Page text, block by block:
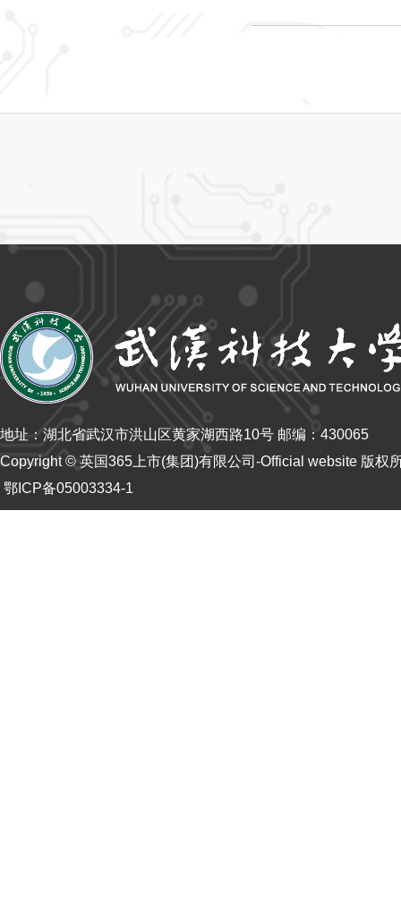
地址：湖北省武汉市洪山区黄家湖西路10号 邮编：430065
Copyright © 英国365上市(集团)有限公司-Official website 版权
鄂ICP备05003334-1